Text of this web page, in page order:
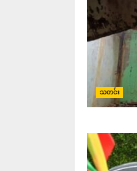
သတင်း